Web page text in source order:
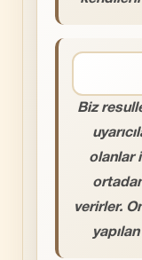
Biz
olanlar
verirler.